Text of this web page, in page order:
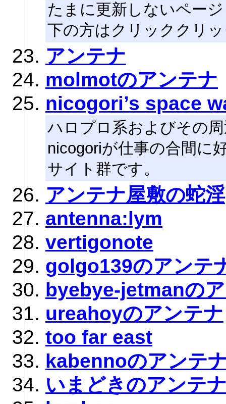
たまに更新しないペー
下の方はクリッククリ
アンテナ
molmotのアンテナ
nicogori’s space
ハロプロ系およびその
nicogoriが仕事の合間に
サイト群です。
アンテナ屋敷の蛇淫
antenna:lym
vertigonote
golgo139のアンテ
byebye-jetmanの
ureahoyのアンテナ
too far east
kabennoのアンテ
いまどきのアンテ